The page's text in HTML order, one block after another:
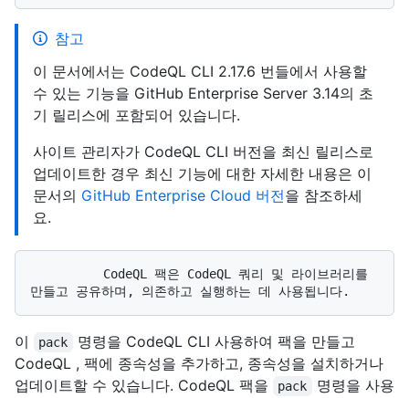
참고
이 문서에서는 CodeQL CLI 2.17.6 번들에서 사용할
수 있는 기능을 GitHub Enterprise Server 3.14의 초
기 릴리스에 포함되어 있습니다.
사이트 관리자가 CodeQL CLI 버전을 최신 릴리스로
업데이트한 경우 최신 기능에 대한 자세한 내용은 이
문서의 GitHub Enterprise Cloud 버전을 참조하세
요.
이 pack
명령을 CodeQL CLI 사용하여 팩을 만들고
CodeQL , 팩에 종속성을 추가하고, 종속성을 설치하거나
업데이트할 수 있습니다. CodeQL 팩을
pack
명령을 사용